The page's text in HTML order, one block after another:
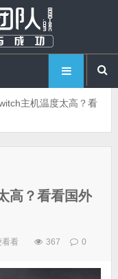
主机温度太高？看
高？看看国外
看看 367 0